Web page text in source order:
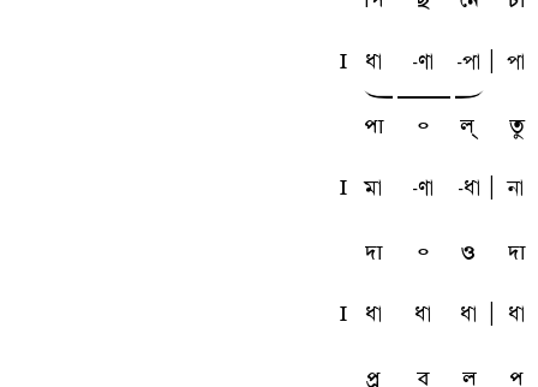
l qa -ua -pa
pa
w y x
পা ৹ ল্ তু
l ma -ua -qa na
দা ৹ ও দা
l qa qa qa qa
প্র ব ল প